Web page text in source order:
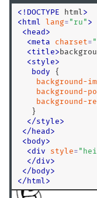
< ! DOCTYPE html>
< html lang= " ru " >
< head >
<meta charset= "
<title>
<style>
body {
background-
background-
background-
   }
</style>
</ head >
< body>
<div style= "
</div>
</ body>
</ html>
:first
:first-child
:first-of-type
:focus
:focus-visible
:focus-within
:fullscreen
:has()
:hover
:in-range
:indeterminate
:invalid
:is()